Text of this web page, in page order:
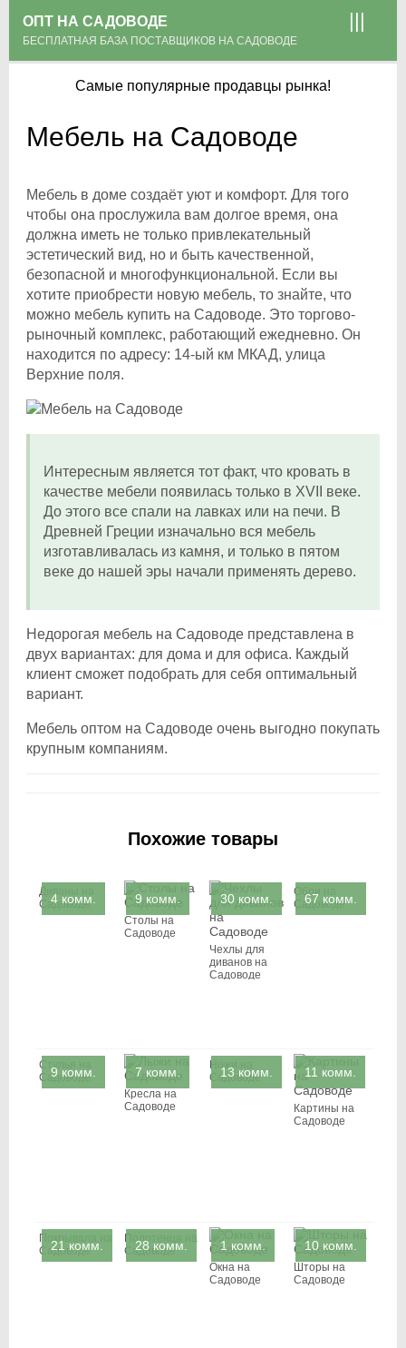
ОПТ НА САДОВОДЕ
БЕСПЛАТНАЯ БАЗА ПОСТАВЩИКОВ НА САДОВОДЕ
Самые популярные продавцы рынка!
Мебель на Садоводе
Мебель в доме создаёт уют и комфорт. Для того
чтобы она прослужила вам долгое время, она
должна иметь не только привлекательный
эстетический вид, но и быть качественной,
безопасной и многофункциональной. Если вы
хотите приобрести новую мебель, то знайте, что
можно мебель купить на Садоводе. Это торгово-
рыночный комплекс, работающий ежедневно. Он
находится по адресу: 14-ый км МКАД, улица
Верхние поля.
Интересным является тот факт, что кровать в
качестве мебели появилась только в XVII веке.
До этого все спали на лавках или на печи. В
Древней Греции изначально вся мебель
изготавливалась из камня, и только в пятом
веке до нашей эры начали применять дерево.
Недорогая мебель на Садоводе представлена в
двух вариантах: для дома и для офиса. Каждый
клиент сможет подобрать для себя оптимальный
вариант.
Мебель оптом на Садоводе очень выгодно покупать
крупным компаниям.
Похожие товары
4 комм.
Диваны на
Садоводе
9 комм.
Столы на
Садоводе
30 комм.
Чехлы для
диванов на
Садоводе
67 комм.
Обои на
Садоводе
9 комм.
Стулья на
Садоводе
7 комм.
Кресла на
Садоводе
13 комм.
Ножи на
Садоводе
11 комм.
Картины на
Садоводе
21 комм.
Покрывала на
Садоводе
28 комм.
Полотенца на
Садоводе
1 комм.
Окна на
Садоводе
10 комм.
Шторы на
Садоводе